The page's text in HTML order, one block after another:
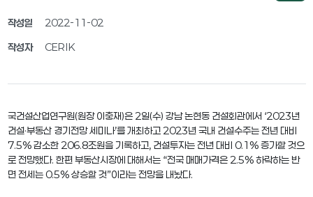
작성일 2022-11-02
작성자 CERIK
국건설산업연구원(원장 이충재)은 2일(수) 강남 논현동 건설회관에서 ‘2023년
건설·부동산 경기전망 세미나’를 개최하고 2023년 국내 건설수주는 전년 대비
7.5% 감소한 206.8조원을 기록하고, 건설투자는 전년 대비 0.1% 증가할 것으
로 전망했다. 한편 부동산시장에 대해서는 “전국 매매가격은 2.5% 하락하는 반
면 전세는 0.5% 상승할 것”이라는 전망을 내놨다.